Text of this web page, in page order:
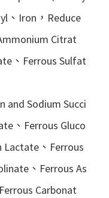
、Iron，Reduce
Citrat
、Ferrous Sulfat
and Sodium Succi
、Ferrous Gluco
Lactate、Ferrous
、Ferrous As
Carbonat